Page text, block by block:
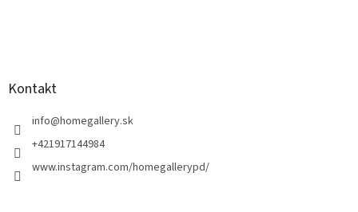
Kontakt
info@homegallery.sk
+421917144984
www.instagram.com/homegallerypd/